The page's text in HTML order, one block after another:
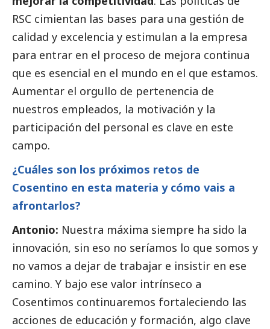
RSC cimientan las bases para una gestión de
calidad y excelencia y estimulan a la empresa
para entrar en el proceso de mejora continua
que es esencial en el mundo en el que estamos.
Aumentar el orgullo de pertenencia de
nuestros empleados, la motivación y la
participación del personal es clave en este
campo.
¿Cuáles son los próximos retos de
Cosentino en esta materia y cómo vais a
afrontarlos?
Antonio: Nuestra máxima siempre ha sido la
innovación, sin eso no seríamos lo que somos y
no vamos a dejar de trabajar e insistir en ese
camino. Y bajo ese valor intrínseco a
Cosentimos continuaremos fortaleciendo las
acciones de educación y formación, algo clave